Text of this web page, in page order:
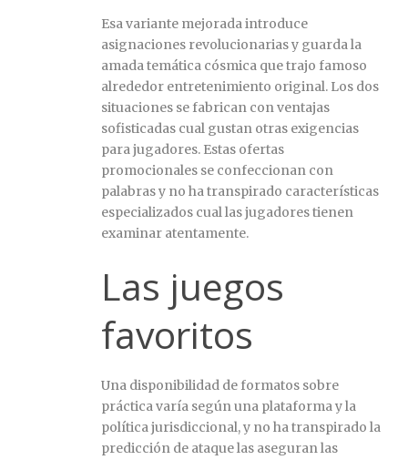
Esa variante mejorada introduce
asignaciones revolucionarias y guarda la
amada temática cósmica que trajo famoso
alrededor entretenimiento original. Los dos
situaciones se fabrican con ventajas
sofisticadas cual gustan otras exigencias
para jugadores. Estas ofertas
promocionales se confeccionan con
palabras y no ha transpirado características
especializados cual las jugadores tienen
examinar atentamente.
Las juegos
favoritos
Una disponibilidad de formatos sobre
práctica varía según una plataforma y la
política jurisdiccional, y no ha transpirado la
predicción de ataque las aseguran las